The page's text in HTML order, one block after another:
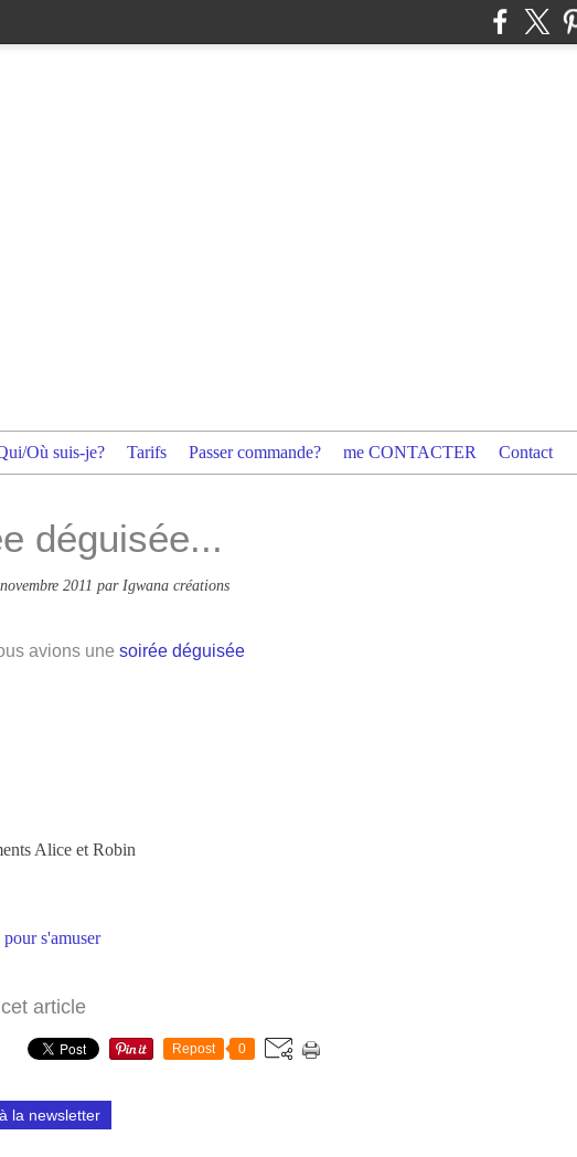
Où suis-je? Tarifs Passer commande? me CONTACTER Contact
déguisée...
2011 par Igwana créations
avions une soirée déguisée
pour s'amuser
article
Repost 0
la newsletter